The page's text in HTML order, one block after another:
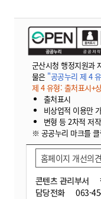
군산시청 행정지원과
물은 "공공누리 제 4
제 4 유형: 출처표시+
출처표시
비상업적 이용만
변형 등 2차적 저
※ 공공누리 마크를
콘텐츠 관리부서
담당전화
063-
홈페이지 개선의견